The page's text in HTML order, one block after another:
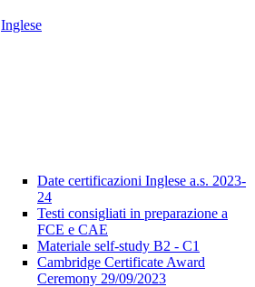
Inglese
Date certificazioni Inglese a.s. 2023-
24
Testi consigliati in preparazione a
FCE e CAE
Materiale self-study B2 - C1
Cambridge Certificate Award
Ceremony 29/09/2023